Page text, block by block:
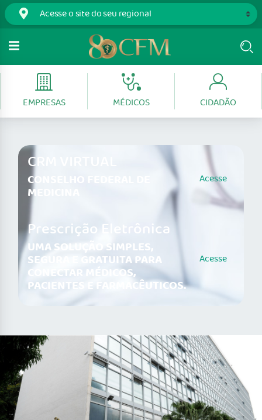
EMPRESAS MÉDICOS CIDADÃO
CRM VIRTUAL
CONSELHO FEDERAL DE
MEDICINA
Acesse
Prescrição Eletrônica
UMA SOLUÇÃO SIMPLES,
SEGURA E GRATUITA PARA
CONECTAR MÉDICOS,
PACIENTES E FARMACÊUTICOS.
Acesse